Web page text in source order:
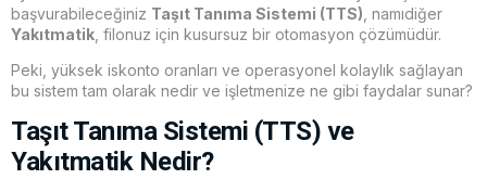
başvurabileceğiniz Taşıt Tanıma Sistemi (TTS) , namıdiğer
Yakıtmatik , filonuz için kusursuz bir otomasyon çözümüdür.
Peki, yüksek iskonto oranları ve operasyonel kolaylık sağlayan
bu sistem tam olarak nedir ve işletmenize ne gibi faydalar sunar?
Taşıt Tanıma Sistemi (TTS) ve
Yakıtmatik Nedir?